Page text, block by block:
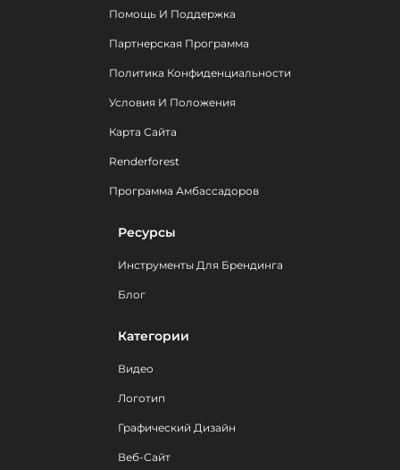
Помощь И Поддержка
Партнерская Программа
Политика Конфиденциальности
Условия И Положения
Карта Сайта
Renderforest
Программа Амбассадоров
Ресурсы
Инструменты Для Брендинга
Блог
Категории
Видео
Логотип
Графический Дизайн
Веб-Сайт